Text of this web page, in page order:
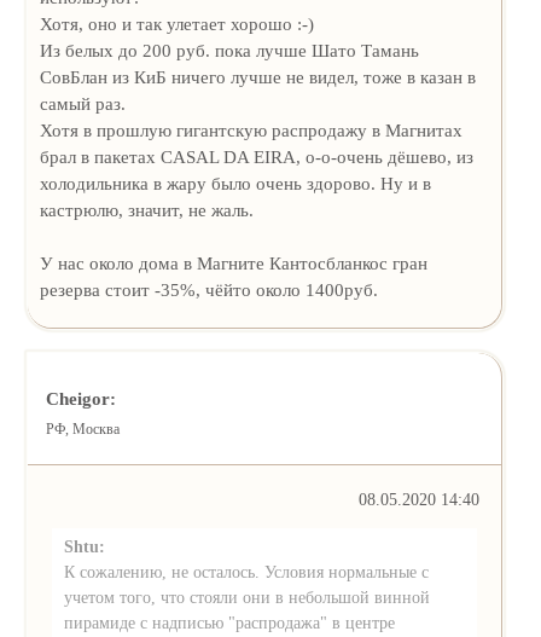
Хотя, оно и так улетает хорошо :-)
Из белых до 200 руб. пока лучше Шато Тамань
СовБлан из КиБ ничего лучше не видел, тоже в казан в
самый раз.
Хотя в прошлую гигантскую распродажу в Магнитах
брал в пакетах CASAL DA EIRA, о-о-очень дёшево, из
холодильника в жару было очень здорово. Ну и в
кастрюлю, значит, не жаль.
У нас около дома в Магните Кантосбланкос гран
резерва стоит -35%, чёйто около 1400руб.
Cheigor:
РФ, Москва
08.05.2020 14:40
Shtu:
К сожалению, не осталось. Условия нормальные с
учетом того, что стояли они в небольшой винной
пирамиде с надписью "распродажа" в центре